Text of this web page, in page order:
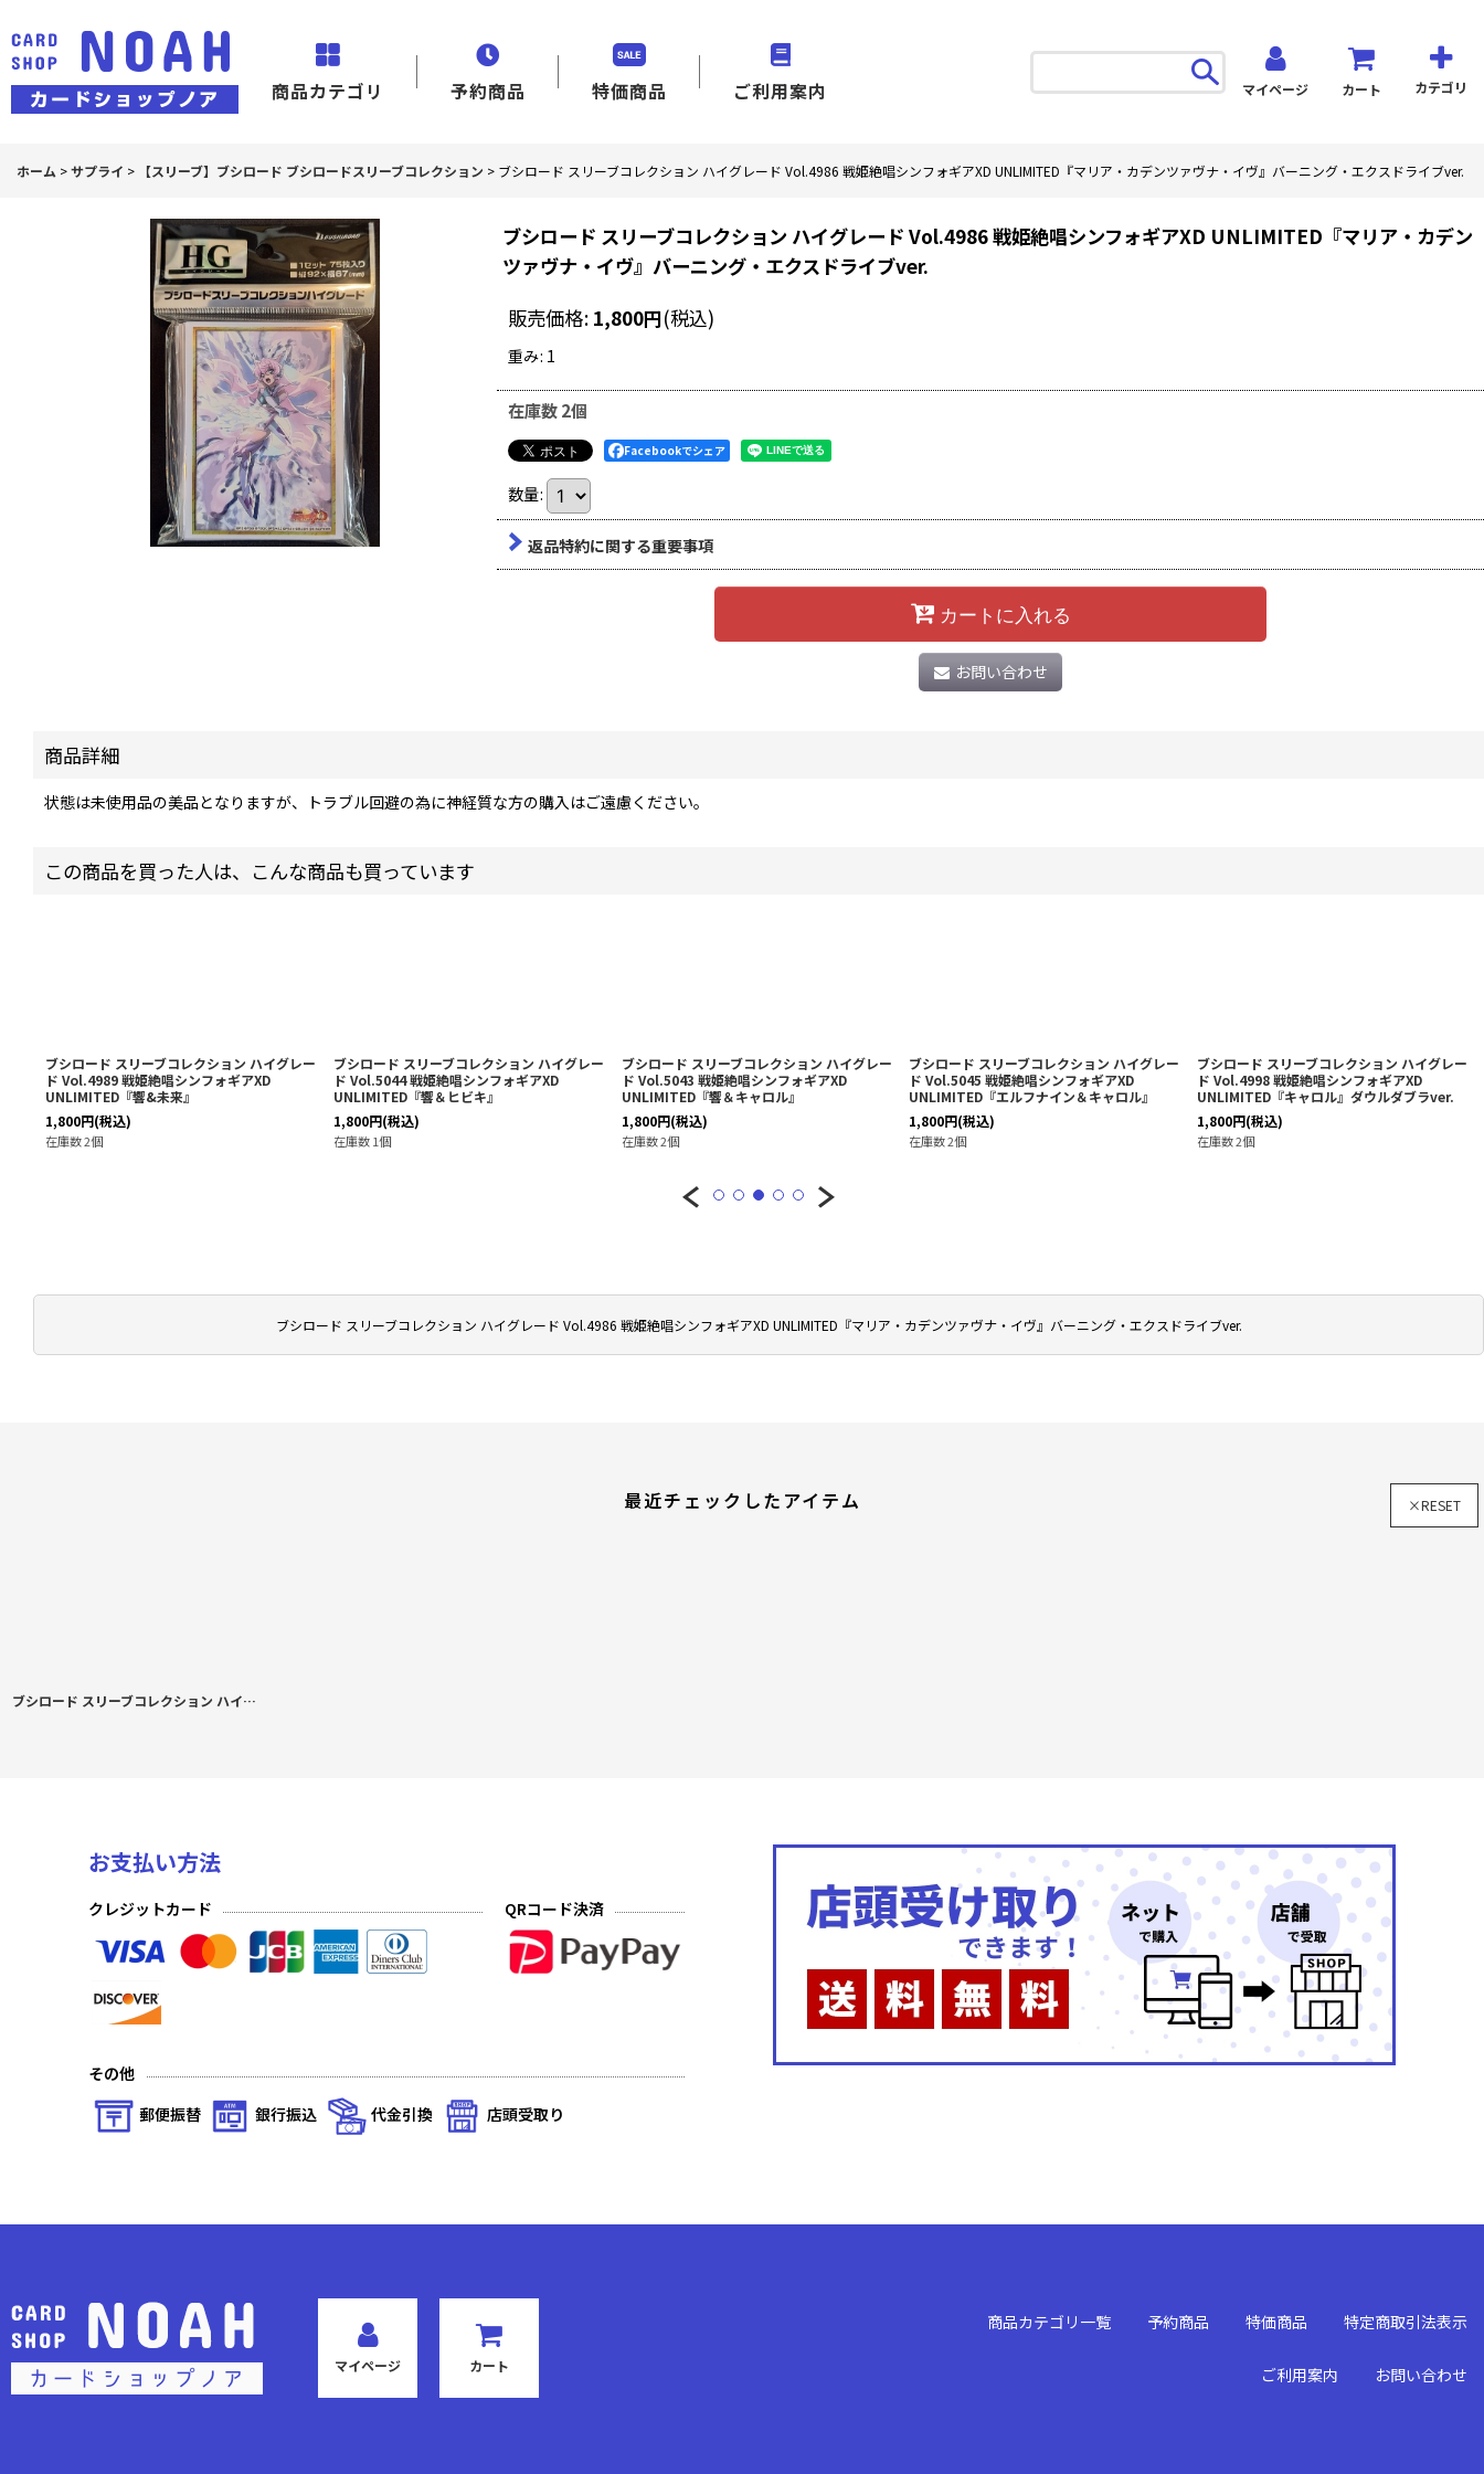
商品カテゴリ 予約商品 特価商品 ご利用案内 マイページ カート カテゴリ
ホーム >サプライ > 【スリーブ】ブシロード ブシロードスリーブコレクション > ブシロード スリーブコレクション ハイグレード Vol.4986 戦姫絶唱シンフォギアXD UNLIMITED『マリア・カデンツァヴナ・イヴ』バーニング・エクスドライブver.
ブシロード スリーブコレクション ハイグレード Vol.4986 戦姫絶唱シンフォギアXD UNLIMITED『マリア・カデンツァヴナ・イヴ』バーニング・エクスドライブver.
ブシロード スリーブコレクション ハイグレード Vol.4986 戦姫絶唱シンフォギアXD UNLIMITED『マリア・カデン
ツァヴナ・イヴ』バーニング・エクスドライブver.
販売価格: 1,800円(税込)
重み: 1
在庫数 2個
Facebookでシェア
数量:
返品特約に関する重要事項
カートに入れる
お問い合わせ
商品詳細
状態は未使用品の美品となりますが、トラブル回避の為に神経質な方の購入はご遠慮ください。
この商品を買った人は、こんな商品も買っています
ブシロード スリーブコレクション ハイグレー
ド Vol.4989 戦姫絶唱シンフォギアXD
UNLIMITED『響&未来』
1,800円(税込)
在庫数 2個
ブシロード スリーブコレクション ハイグレー
ド Vol.5044 戦姫絶唱シンフォギアXD
UNLIMITED『響＆ヒビキ』
1,800円(税込)
在庫数 1個
ブシロード スリーブコレクション ハイグレー
ド Vol.5043 戦姫絶唱シンフォギアXD
UNLIMITED『響＆キャロル』
1,800円(税込)
在庫数 2個
ブシロード スリーブコレクション ハイグレー
ド Vol.5045 戦姫絶唱シンフォギアXD
UNLIMITED『エルフナイン＆キャロル』
1,800円(税込)
在庫数 2個
ブシロード スリーブコレクション ハイグレー
ド Vol.4998 戦姫絶唱シンフォギアXD
UNLIMITED『キャロル』ダウルダブラver.
1,800円(税込)
在庫数 2個
最近チェックしたアイテム ×RESET
ブシロード スリーブコレクション ハイグレード Vol.4986 戦姫絶唱シンフォギアXD UNLIMITED『マリア・カデンツァヴナ・イヴ』バーニング・エクスドライブver.
お支払い方法
クレジットカード QRコード決済
その他
郵便振替
銀行振込 代金引換 店頭受取り
マイページ カート
商品カテゴリ一覧 予約商品 特価商品 特定商取引法表示
ご利用案内 お問い合わせ